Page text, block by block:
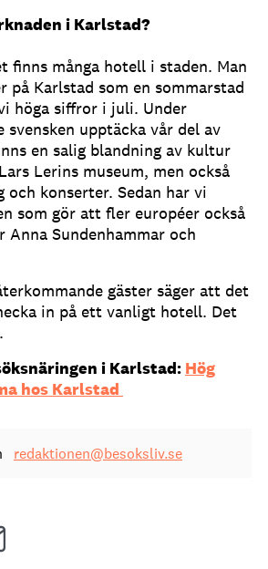
i Karlstad?
finns många hotell i staden. Man
på Karlstad som en sommarstad
höga siffror i juli. Under
svensken upptäcka vår del av
en salig blandning av kultur
Lerins museum, men också
och konserter. Sedan har vi
som gör att fler européer också
Anna Sundenhammar och
gäster säger att det
in på ett vanligt hotell. Det
i Karlstad: Hög
hos Karlstad
redaktionen@besoksliv.se